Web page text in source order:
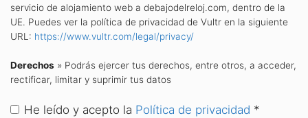
servicio de alojamiento web a debajodelreloj.com, dentro de la
UE. Puedes ver la política de privacidad de Vultr en la siguiente
URL: https://www.vultr.com/legal/privacy/
Derechos » Podrás ejercer tus derechos, entre otros, a acceder,
rectificar, limitar y suprimir tus datos
He leído y acepto la Política de privacidad *